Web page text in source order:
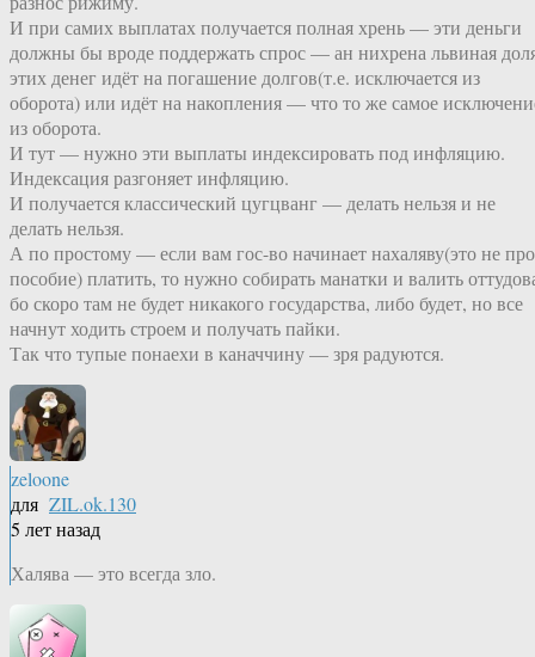
И при самих выплатах получается полная хрень — эти деньги
должны бы вроде поддержать спрос — ан нихрена львиная
этих денег идёт на погашение долгов(т.е. исключается из
оборота) или идёт на накопления — что то же самое
из оборота.
И тут — нужно эти выплаты индексировать под инфляцию.
Индексация разгоняет инфляцию.
И получается классический цугцванг — делать нельзя и не
делать нельзя.
А по простому — если вам гос-во начинает нахаляву(это не про
пособие) платить, то нужно собирать манатки и валить
бо скоро там не будет никакого государства, либо будет, но все
начнут ходить строем и получать пайки.
Так что тупые понаехи в каначчину — зря радуются.
zeloone
для ZIL.ok.130
5 лет назад
Халява — это всегда зло.